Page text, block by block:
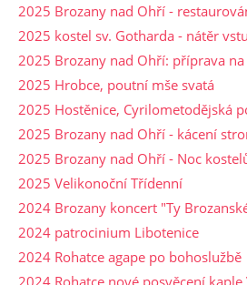
2025 Brozany nad Ohří -
2025 kostel sv. Gotharda - nátěr
2025 Brozany nad Ohří: příprava
2025 Hrobce, poutní mše svatá
2025 Hostěnice, Cyrilometodějská
2025 Brozany nad Ohří - kácení
2025 Brozany nad Ohří - Noc
2025 Velikonoční Třídenní
2024 Brozany koncert "Ty
2024 patrocinium Libotenice
2024 Rohatce agape po bohoslužbě